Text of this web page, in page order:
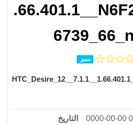
مميز
التاريخ 0000-00-00